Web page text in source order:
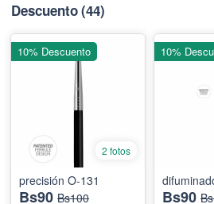
Descuento(44)
2 fotos
precisión O-131
Bs90 Bs100
10% Descuento
Bs90
10%